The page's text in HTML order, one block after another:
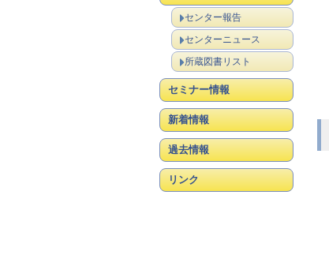
センター報告
センターニュース
所蔵図書リスト
セミナー情報
新着情報
過去情報
リンク